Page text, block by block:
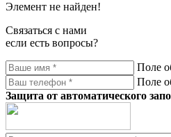
Элемент не найден!
Связаться с нами
если есть вопросы?
Поле
Поле
Защита от автоматического